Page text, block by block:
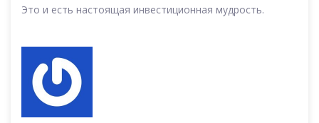
Это и есть настоящая инвестиционная мудрость.